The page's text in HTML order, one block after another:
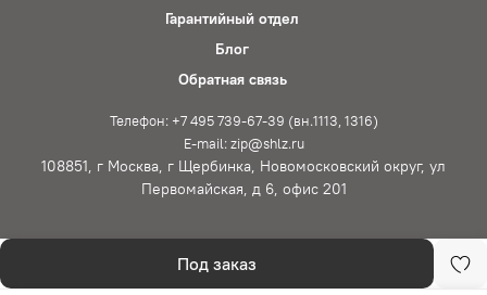
Под заказ
Гарантийный отдел
Блог
Обратная связь
Телефон: +7 495 739-67-39 (вн.1113, 1316)
E-mail: zip@shlz.ru
108851, г Москва, г Щербинка, Новомосковский округ, ул
Первомайская, д 6, офис 201